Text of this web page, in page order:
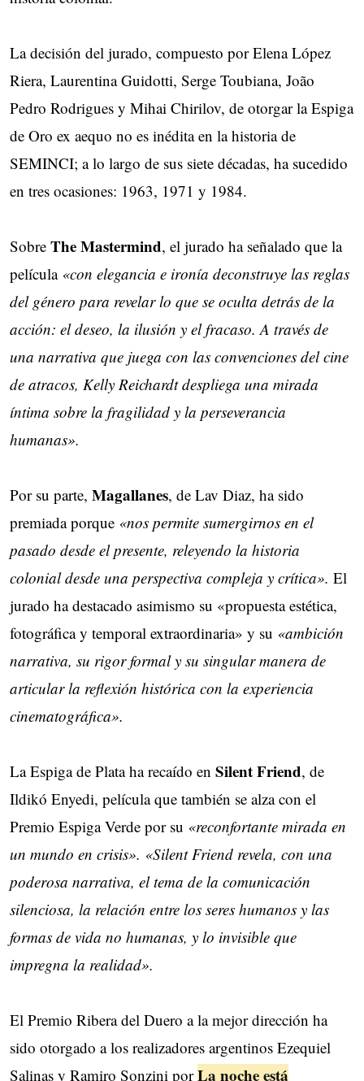
La decisión del jurado, compuesto por Elena López
Riera, Laurentina Guidotti, Serge Toubiana, João
Pedro Rodrigues y Mihai Chirilov, de otorgar la Espiga
de Oro ex aequo no es inédita en la historia de
SEMINCI; a lo largo de sus siete décadas, ha sucedido
en tres ocasiones: 1963, 1971 y 1984.
Sobre The Mastermind, el jurado ha señalado que la
película «con elegancia e ironía deconstruye las reglas
del género para revelar lo que se oculta detrás de la
acción: el deseo, la ilusión y el fracaso. A través de
una narrativa que juega con las convenciones del cine
de atracos, Kelly Reichardt despliega una mirada
íntima sobre la fragilidad y la perseverancia
humanas».
Por su parte, Magallanes, de Lav Diaz, ha sido
premiada porque «nos permite sumergirnos en el
pasado desde el presente, releyendo la historia
colonial desde una perspectiva compleja y crítica». El
jurado ha destacado asimismo su «propuesta estética,
fotográfica y temporal extraordinaria» y su «ambición
narrativa, su rigor formal y su singular manera de
articular la reflexión histórica con la experiencia
cinematográfica».
La Espiga de Plata ha recaído en Silent Friend, de
Ildikó Enyedi, película que también se alza con el
Premio Espiga Verde por su «reconfortante mirada en
un mundo en crisis». «Silent Friend revela, con una
poderosa narrativa, el tema de la comunicación
silenciosa, la relación entre los seres humanos y las
formas de vida no humanas, y lo invisible que
impregna la realidad».
El Premio Ribera del Duero a la mejor dirección ha
sido otorgado a los realizadores argentinos Ezequiel
Salinas y Ramiro Sonzini porLa noche está